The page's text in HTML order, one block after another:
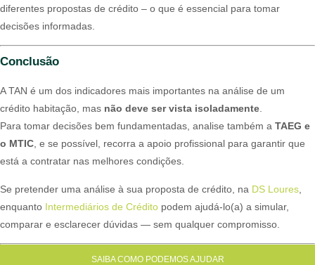
diferentes propostas de crédito – o que é essencial para tomar
decisões informadas.
Conclusão
A TAN é um dos indicadores mais importantes na análise de um
crédito habitação, mas não deve ser vista isoladamente
Para tomar decisões bem fundamentadas, analise também a TAEG e
o MTIC , e se possível, recorra a apoio profissional para garantir que
está a contratar nas melhores condições.
Se pretender uma análise à sua proposta de crédito, na DS Loures
enquanto Intermediários de Crédito podem ajudá-lo(a) a simular,
comparar e esclarecer dúvidas — sem qualquer compromisso.
SAIBA COMO PODEMOS AJUDAR